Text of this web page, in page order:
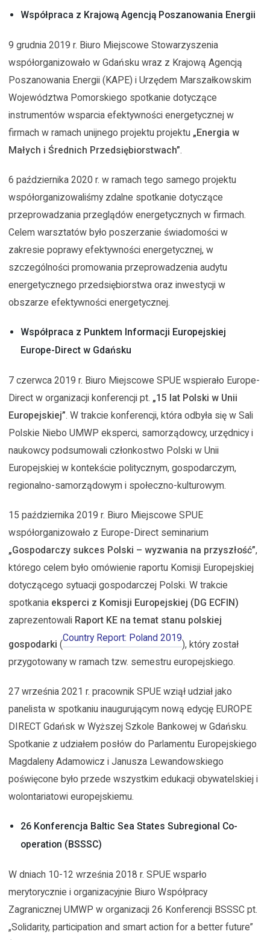
Współpraca z Krajową Agencją Poszanowania Energii
9 grudnia 2019 r. Biuro Miejscowe Stowarzyszenia
współorganizowało w Gdańsku wraz z Krajową Agencją
Poszanowania Energii (KAPE) i Urzędem Marszałkowskim
Województwa Pomorskiego spotkanie dotyczące
instrumentów wsparcia efektywności energetycznej w
firmach w ramach unijnego projektu projektu „Energia w
Małych i Średnich Przedsiębiorstwach”.
6 października 2020 r. w ramach tego samego projektu
współorganizowaliśmy zdalne spotkanie dotyczące
przeprowadzania przeglądów energetycznych w firmach.
Celem warsztatów było poszerzanie świadomości w
zakresie poprawy efektywności energetycznej, w
szczególności promowania przeprowadzenia audytu
energetycznego przedsiębiorstwa oraz inwestycji w
obszarze efektywności energetycznej.
Współpraca z Punktem Informacji Europejskiej
Europe-Direct w Gdańsku
7 czerwca 2019 r. Biuro Miejscowe SPUE wspierało Europe-
Direct w organizacji konferencji pt. „15 lat Polski w Unii
Europejskiej”. W trakcie konferencji, która odbyła się w Sali
Polskie Niebo UMWP eksperci, samorządowcy, urzędnicy i
naukowcy podsumowali członkostwo Polski w Unii
Europejskiej w kontekście politycznym, gospodarczym,
regionalno-samorządowym i społeczno-kulturowym.
15 października 2019 r. Biuro Miejscowe SPUE
współorganizowało z Europe-Direct seminarium
„Gospodarczy sukces Polski – wyzwania na przyszłość”,
którego celem było omówienie raportu Komisji Europejskiej
dotyczącego sytuacji gospodarczej Polski. W trakcie
spotkania eksperci z Komisji Europejskiej (DG ECFIN)
zaprezentowali Raport KE na temat stanu polskiej
gospodarki (
Country Report: Poland 2019
), który został
przygotowany w ramach tzw. semestru europejskiego.
27 września 2021 r. pracownik SPUE wziął udział jako
panelista w spotkaniu inaugurującym nową edycję EUROPE
DIRECT Gdańsk w Wyższej Szkole Bankowej w Gdańsku.
Spotkanie z udziałem posłów do Parlamentu Europejskiego
Magdaleny Adamowicz i Janusza Lewandowskiego
poświęcone było przede wszystkim edukacji obywatelskiej i
wolontariatowi europejskiemu.
26 Konferencja Baltic Sea States Subregional Co-
operation (BSSSC)
W dniach 10-12 września 2018 r. SPUE wsparło
merytorycznie i organizacyjnie Biuro Współpracy
Zagranicznej UMWP w organizacji 26 Konferencji BSSSC pt.
„Solidarity, participation and smart action for a better future”